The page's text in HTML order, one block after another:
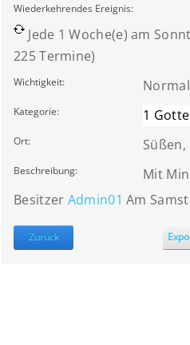
Wiederkehrendes Ereignis:
Jede 1 Woche(e) am
225 Termine)
Wichtigkeit:
Kategorie: 1
Ort:
Beschreibung:
Mit
Besitzer Admin01 Am
Zurück